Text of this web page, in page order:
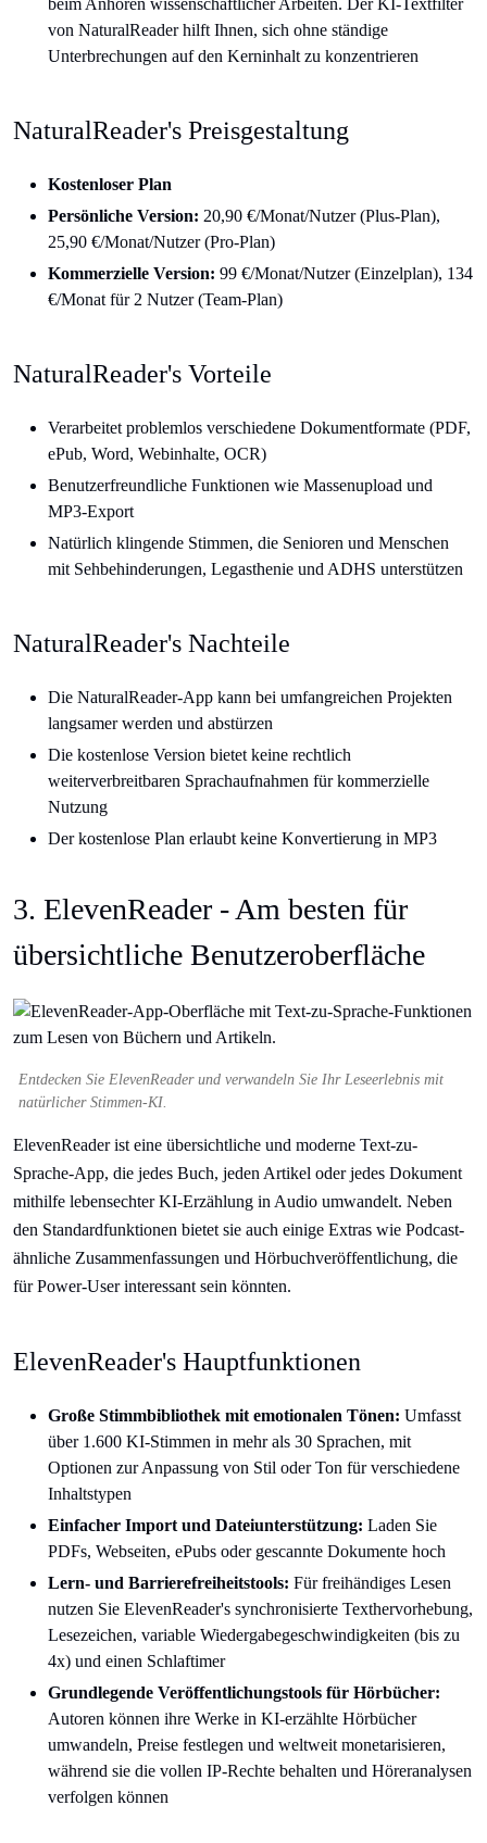
beim Anhören wissenschaftlicher Arbeiten. Der KI-Textfilter
von NaturalReader hilft Ihnen, sich ohne ständige
Unterbrechungen auf den Kerninhalt zu konzentrieren
NaturalReader's Preisgestaltung
Kostenloser Plan
Persönliche Version: 20,90 €/Monat/Nutzer (Plus-Plan),
25,90 €/Monat/Nutzer (Pro-Plan)
Kommerzielle Version: 99 €/Monat/Nutzer (Einzelplan), 134
€/Monat für 2 Nutzer (Team-Plan)
NaturalReader's Vorteile
Verarbeitet problemlos verschiedene Dokumentformate (PDF,
ePub, Word, Webinhalte, OCR)
Benutzerfreundliche Funktionen wie Massenupload und
MP3-Export
Natürlich klingende Stimmen, die Senioren und Menschen
mit Sehbehinderungen, Legasthenie und ADHS unterstützen
NaturalReader's Nachteile
Die NaturalReader-App kann bei umfangreichen Projekten
langsamer werden und abstürzen
Die kostenlose Version bietet keine rechtlich
weiterverbreitbaren Sprachaufnahmen für kommerzielle
Nutzung
Der kostenlose Plan erlaubt keine Konvertierung in MP3
3. ElevenReader - Am besten für
übersichtliche Benutzeroberfläche
Entdecken Sie ElevenReader und verwandeln Sie Ihr Leseerlebnis mit
natürlicher Stimmen-KI.
ElevenReader ist eine übersichtliche und moderne Text-zu-
Sprache-App, die jedes Buch, jeden Artikel oder jedes Dokument
mithilfe lebensechter KI-Erzählung in Audio umwandelt. Neben
den Standardfunktionen bietet sie auch einige Extras wie Podcast-
ähnliche Zusammenfassungen und Hörbuchveröffentlichung, die
für Power-User interessant sein könnten.
ElevenReader's Hauptfunktionen
Große Stimmbibliothek mit emotionalen Tönen: Umfasst
über 1.600 KI-Stimmen in mehr als 30 Sprachen, mit
Optionen zur Anpassung von Stil oder Ton für verschiedene
Inhaltstypen
Einfacher Import und Dateiunterstützung: Laden Sie
PDFs, Webseiten, ePubs oder gescannte Dokumente hoch
Lern- und Barrierefreiheitstools: Für freihändiges Lesen
nutzen Sie ElevenReader's synchronisierte Texthervorhebung,
Lesezeichen, variable Wiedergabegeschwindigkeiten (bis zu
4x) und einen Schlaftimer
Grundlegende Veröffentlichungstools für Hörbücher:
Autoren können ihre Werke in KI-erzählte Hörbücher
umwandeln, Preise festlegen und weltweit monetarisieren,
während sie die vollen IP-Rechte behalten und Höreranalysen
verfolgen können